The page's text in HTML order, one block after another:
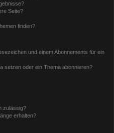
Seite?
finden?
und einem Abonnements für ein
setzen oder ein Thema abonnieren?
zulässig?
erhalten?